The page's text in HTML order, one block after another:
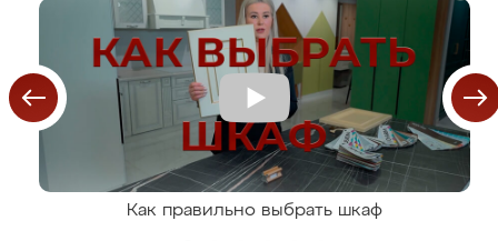
Как правильно выбрать шкаф